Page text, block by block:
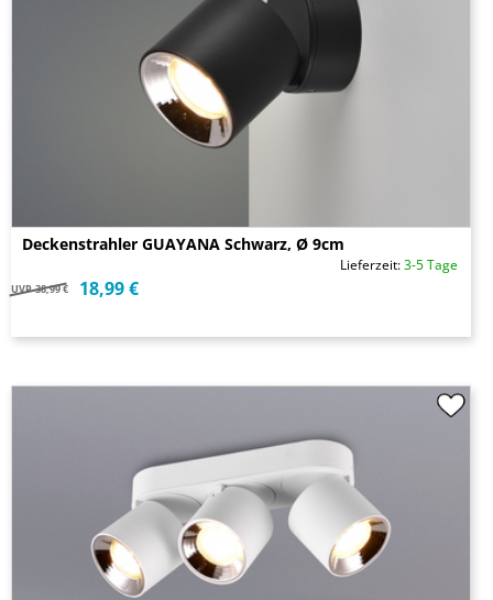
Deckenstrahler GUAYANA Schwarz, Ø 9cm
Lieferzeit:3-5 Tage
UVP 38,99 € 18,99 €